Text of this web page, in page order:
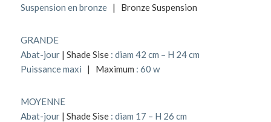
Suspension en bronze| Bronze Suspension
GRANDE
Abat-jour| Shade Sise: diam 42 cm – H 24 cm
Puissance maxi | Maximum : 60 w
MOYENNE
Abat-jour| Shade Sise: diam 17 – H 26 cm